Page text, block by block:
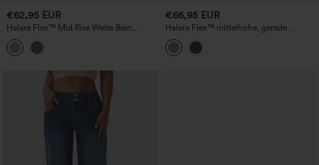
€62,95 EUR
Halara Flex™ Mid Rise Weite Bein
Gewaschene Lässige Jeans mit Taschen
€66,95 EUR
Halara Flex™ mittelhohe, gerade
geschnittene, gewaschene, lässige
Jeans mit Taschen